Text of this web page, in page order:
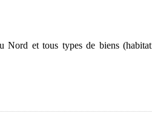
Nord et tous types de biens